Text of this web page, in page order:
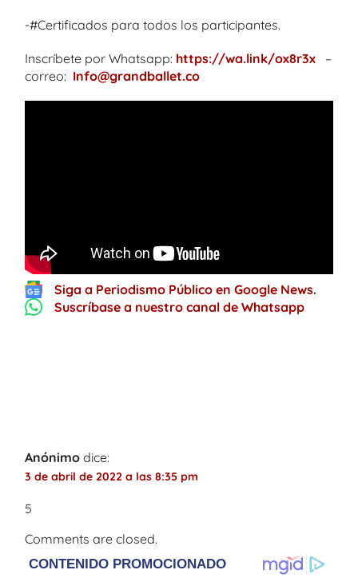
-#Certificados para todos los participantes.
Inscríbete por Whatsapp: https://wa.link/ox8r3x –
correo: Info@grandballet.co
Siga a Periodismo Público en Google News.
Suscríbase a nuestro canal de Whatsapp
Anónimo dice:
3 de abril de 2022 a las 8:35 pm
5
Comments are closed.